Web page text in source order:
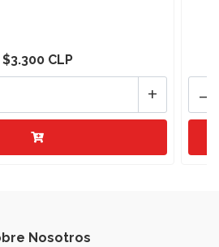
$3.300 CLP
+ -
Nosotros